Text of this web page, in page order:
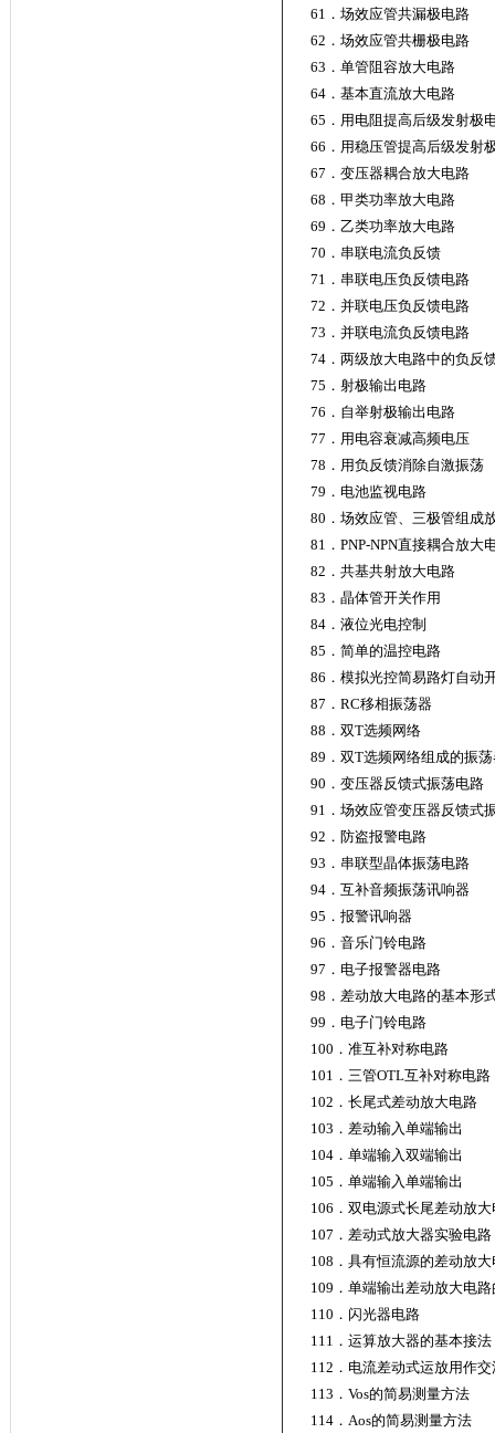
61．场效应管共漏极电路
62．场效应管共栅极电路
63．单管阻容放大电路
64．基本直流放大电路
65．用电阻提高后级发射极
66．用稳压管提高后级发
67．变压器耦合放大电路
68．甲类功率放大电路
69．乙类功率放大电路
70．串联电流负反馈
71．串联电压负反馈电路
72．并联电压负反馈电路
73．并联电流负反馈电路
74．两级放大电路中的负反
75．射极输出电路
76．自举射极输出电路
77．用电容衰减
78．用负反馈消除自激振荡
79．电池监视电路
80．场效应管、三极管组成
81．PNP-NPN直接耦合放大
82．共基共射放大电路
83．晶体管开关作用
84．液位光电控制
85．简单的温控电路
86．模拟光控简易路灯自动
87．RC移相振荡器
88．双T选频网络
89．双T选频网络组成的振
90．变压器反馈式振荡电路
91．场效应管变压器反馈式
92．防盗报警电路
93．串联型晶体振荡电路
94．互补音频振荡讯响器
95．报警讯响器
96．音乐门铃电路
97．电子报警器电路
98．差动放大电路的基本形
99．电子门铃电路
100．准互补对称电路
101．三管OTL互补对称电路
102．长尾式差动放大电路
103．差动输入单端输出
104．单端输入双端输出
105．单端输入单端输出
106．双电源式长尾差动放大
107．差动式放大器实验电路
108．具有恒流源的差动放
109．单端输出差动放大电
110．闪光器电路
111．运算放大器的基本接法
112．电流差动式运放用作
113．Vos的简易测量方法
114．Aos的简易